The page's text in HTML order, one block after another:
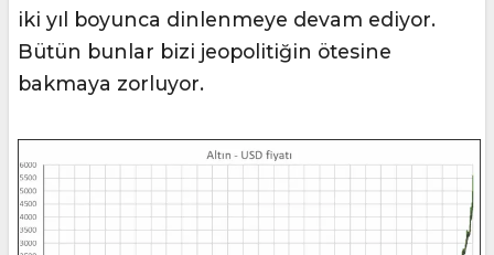
iki yıl boyunca dinlenmeye devam ediyor.
Bütün bunlar bizi jeopolitiğin ötesine
bakmaya zorluyor.